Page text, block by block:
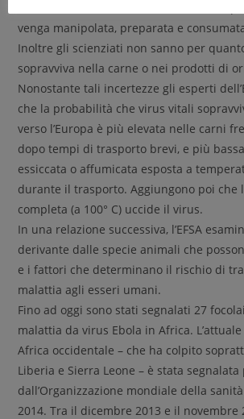
venga manipolata, preparata e
Inoltre gli scienziati non sanno per
sopravviva nella carne o nei prodotti di
Nonostante tali incertezze gli esperti
che la probabilità che virus vitali
verso l’Europa è più elevata nelle carni
dopo tempi di trasporto brevi, e più
essiccata o affumicata esposta a
durante il trasporto. Aggiungono poi che
completa (a 100° C) uccide il virus.
In una relazione successiva, l’EFSA
derivante dalle specie animali che
e i fattori che determinano il rischio di
malattia agli esseri umani.
Fino ad oggi sono stati segnalati 27
malattia da virus Ebola in Africa.
Africa occidentale – che ha colpito
Liberia e Sierra Leone – è stata
dall’Organizzazione mondiale della
2014. Tra il dicembre 2013 e il novembre